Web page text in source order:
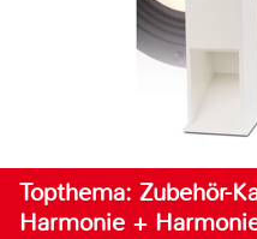
Topthema: Zubehör-
Harmonie +